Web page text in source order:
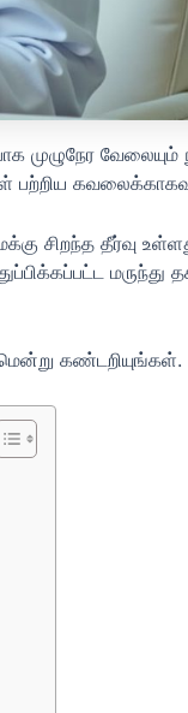
முழுநேர
பற்றிய
சிறந்த தீர்வு
கண்டறியுங்கள்.